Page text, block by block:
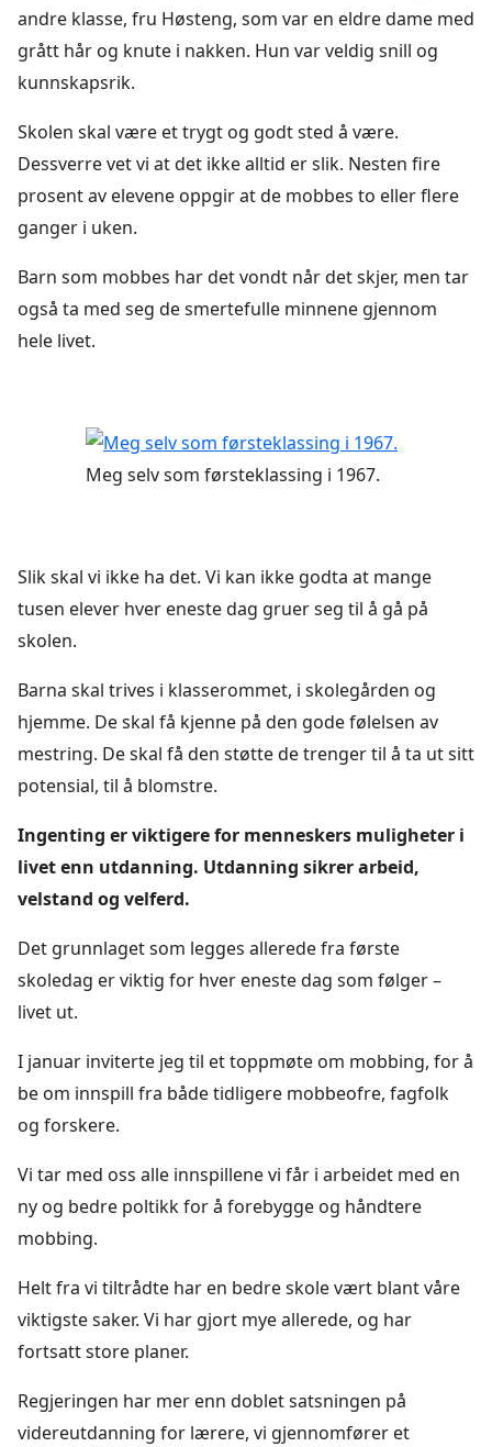
andre klasse, fru Høsteng, som var en eldre dame med
grått hår og knute i nakken. Hun var veldig snill og
kunnskapsrik.
Skolen skal være et trygt og godt sted å være.
Dessverre vet vi at det ikke alltid er slik. Nesten fire
prosent av elevene oppgir at de mobbes to eller flere
ganger i uken.
Barn som mobbes har det vondt når det skjer, men tar
også ta med seg de smertefulle minnene gjennom
hele livet.
Meg selv som førsteklassing i 1967.
Slik skal vi ikke ha det. Vi kan ikke godta at mange
tusen elever hver eneste dag gruer seg til å gå på
skolen.
Barna skal trives i klasserommet, i skolegården og
hjemme. De skal få kjenne på den gode følelsen av
mestring. De skal få den støtte de trenger til å ta ut sitt
potensial, til å blomstre.
Ingenting er viktigere for menneskers muligheter i
livet enn utdanning. Utdanning sikrer arbeid,
velstand og velferd.
Det grunnlaget som legges allerede fra første
skoledag er viktig for hver eneste dag som følger –
livet ut.
I januar inviterte jeg til et toppmøte om mobbing, for å
be om innspill fra både tidligere mobbeofre, fagfolk
og forskere.
Vi tar med oss alle innspillene vi får i arbeidet med en
ny og bedre poltikk for å forebygge og håndtere
mobbing.
Helt fra vi tiltrådte har en bedre skole vært blant våre
viktigste saker. Vi har gjort mye allerede, og har
fortsatt store planer.
Regjeringen har mer enn doblet satsningen på
videreutdanning for lærere, vi gjennomfører et